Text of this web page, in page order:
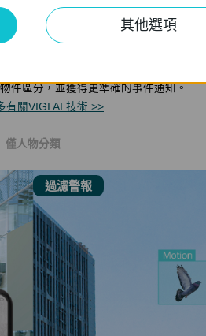
件區分，並獲得更準確的事件通知。
有關VIGI AI 技術 >>
僅人物分類
過濾警報
其他選項